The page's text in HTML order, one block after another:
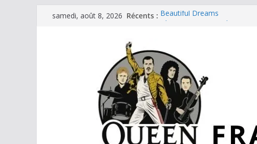
samedi, août 8, 2026 Récents : Beautiful Dreams
Je vis avec Freddie Mercury